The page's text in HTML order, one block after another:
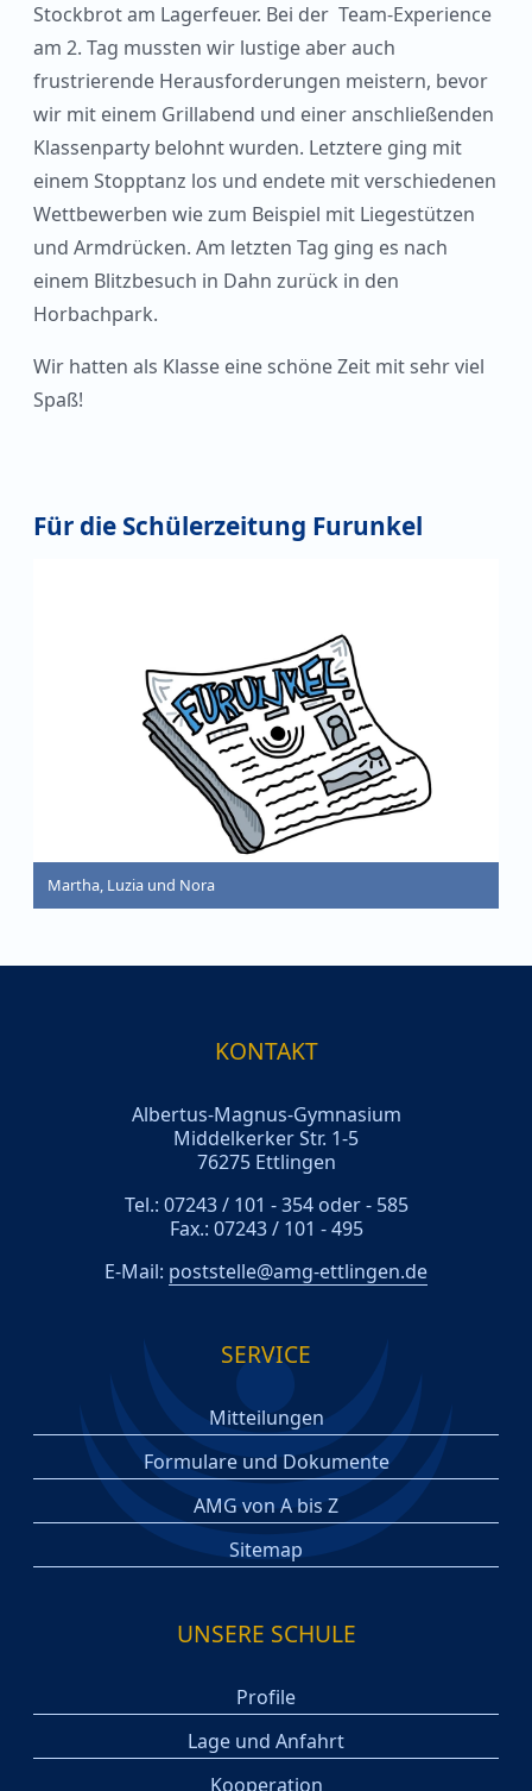
Stockbrot am Lagerfeuer. Bei der Team-Experience
am 2. Tag mussten wir lustige aber auch
frustrierende Herausforderungen meistern, bevor
wir mit einem Grillabend und einer anschließenden
Klassenparty belohnt wurden. Letztere ging mit
einem Stopptanz los und endete mit verschiedenen
Wettbewerben wie zum Beispiel mit Liegestützen
und Armdrücken. Am letzten Tag ging es nach
einem Blitzbesuch in Dahn zurück in den
Horbachpark.
Wir hatten als Klasse eine schöne Zeit mit sehr viel
Spaß!
Für die Schülerzeitung Furunkel
Martha, Luzia und Nora
KONTAKT
Albertus-Magnus-Gymnasium
Middelkerker Str. 1-5
76275 Ettlingen
Tel.: 07243 / 101 - 354 oder - 585
Fax.: 07243 / 101 - 495
E-Mail: poststelle@amg-ettlingen.de
SERVICE
Mitteilungen
Formulare und Dokumente
AMG von A bis Z
Sitemap
UNSERE SCHULE
Profile
Lage und Anfahrt
Kooperation